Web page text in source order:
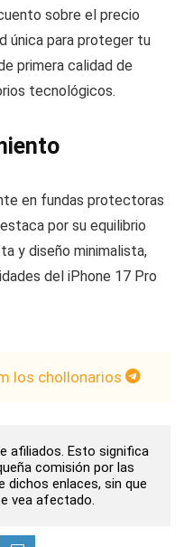
sobre el precio
única para proteger tu
primera calidad de
tecnológicos.
en fundas protectoras
por su equilibrio
y diseño minimalista,
del iPhone 17 Pro
los chollonarios
afiliados. Esto significa
comisión por las
dichos enlaces, sin que
vea afectado.